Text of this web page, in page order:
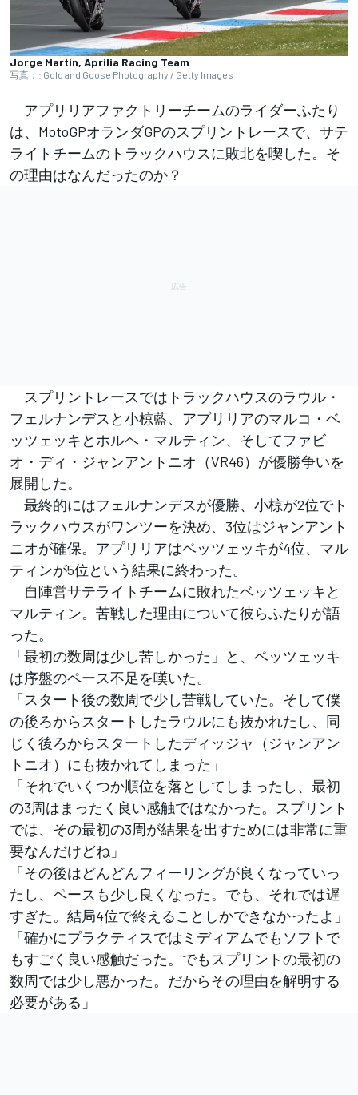
Jorge Martin, Aprilia Racing Team
写真：: Gold and Goose Photography / Getty Images
アプリリアファクトリーチームのライダーふたり
は、MotoGPオランダGPのスプリントレースで、サテ
ライトチームのトラックハウスに敗北を喫した。そ
の理由はなんだったのか？
スプリントレースではトラックハウスのラウル・
フェルナンデスと小椋藍、アプリリアのマルコ・ベ
ッツェッキとホルヘ・マルティン、そしてファビ
オ・ディ・ジャンアントニオ（VR46）が優勝争いを
展開した。
最終的にはフェルナンデスが優勝、小椋が2位でト
ラックハウスがワンツーを決め、3位はジャンアント
ニオが確保。アプリリアはベッツェッキが4位、マル
ティンが5位という結果に終わった。
自陣営サテライトチームに敗れたベッツェッキと
マルティン。苦戦した理由について彼らふたりが語
った。
「最初の数周は少し苦しかった」と、ベッツェッキ
は序盤のペース不足を嘆いた。
「スタート後の数周で少し苦戦していた。そして僕
の後ろからスタートしたラウルにも抜かれたし、同
じく後ろからスタートしたディッジャ（ジャンアン
トニオ）にも抜かれてしまった」
「それでいくつか順位を落としてしまったし、最初
の3周はまったく良い感触ではなかった。スプリント
では、その最初の3周が結果を出すためには非常に重
要なんだけどね」
「その後はどんどんフィーリングが良くなっていっ
たし、ペースも少し良くなった。でも、それでは遅
すぎた。結局4位で終えることしかできなかったよ」
「確かにプラクティスではミディアムでもソフトで
もすごく良い感触だった。でもスプリントの最初の
数周では少し悪かった。だからその理由を解明する
必要がある」